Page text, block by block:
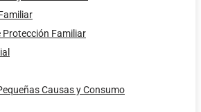
Protección Familiar
Causas y Consumo